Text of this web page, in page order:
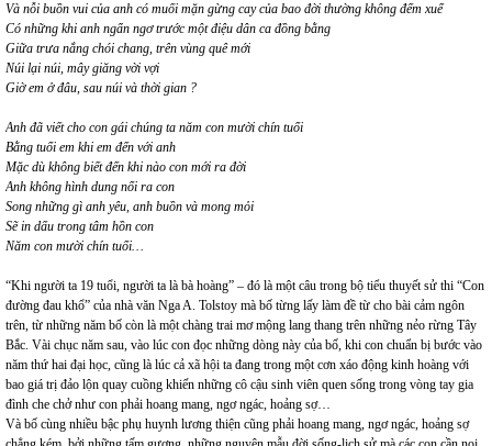
Và nỗi buồn vui của anh có muối mặn gừng cay của bao đời thường không đếm xuể
Có những khi anh ngẩn ngơ trước một điệu dân ca đồng bằng
Giữa trưa nắng chói chang, trên vùng quê mới
Núi lại núi, mây giăng vời vợi
Giờ em ở đâu, sau núi và thời gian ?
Anh đã viết cho con gái chúng ta năm con mười chín tuổi
Bằng tuổi em khi em đến với anh
Mặc dù không biết đến khi nào con mới ra đời
Anh không hình dung nổi ra con
Song những gì anh yêu, anh buồn và mong mỏi
Sẽ in dấu trong tâm hồn con
Năm con mười chín tuổi…
“Khi người ta 19 tuổi, người ta là bà hoàng” – đó là một câu trong bộ tiểu thuyết sử thi “Con
đường đau khổ” của nhà văn Nga A. Tolstoy mà bố từng lấy làm đề từ cho bài cảm ngôn
trên, từ những năm bố còn là một chàng trai mơ mộng lang thang trên những nẻo rừng Tây
Bắc. Vài chục năm sau, vào lúc con đọc những dòng này của bố, khi con chuẩn bị bước vào
năm thứ hai đại học, cũng là lúc cả xã hội ta đang trong một cơn xáo động kinh hoàng với
bao giá trị đảo lộn quay cuồng khiến những cô cậu sinh viên quen sống trong vòng tay gia
đình che chở như con phải hoang mang, ngơ ngác, hoảng sợ…
Và bố cùng nhiều bậc phụ huynh lương thiện cũng phải hoang mang, ngơ ngác, hoảng sợ